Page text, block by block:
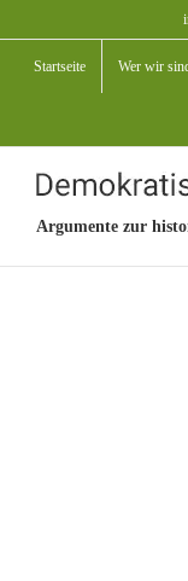
Inhalt
springen
Startseite Wer wir
Argumente zur